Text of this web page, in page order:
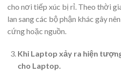
cho nơi tiếp xúc bị rỉ. Theo thời
lan sang các bộ phận khác gây
cứng hoặc nguồn.
Khi Laptop xảy ra hiện
cho Laptop.